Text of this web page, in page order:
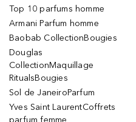
Top 10 parfums homme
Armani Parfum homme
Baobab CollectionBougies
Douglas
CollectionMaquillage
RitualsBougies
Sol de JaneiroParfum
Yves Saint LaurentCoffrets
parfum femme